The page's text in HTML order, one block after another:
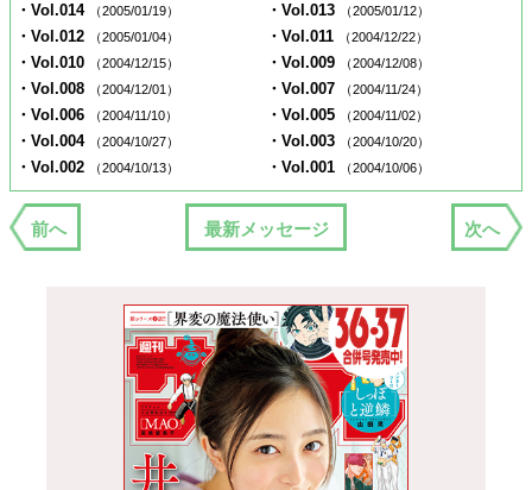
・Vol.014 （2005/01/19） ・Vol.013 （2005/01/12）
・Vol.012 （2005/01/04） ・Vol.011 （2004/12/22）
・Vol.010 （2004/12/15） ・Vol.009 （2004/12/08）
・Vol.008 （2004/12/01） ・Vol.007 （2004/11/24）
・Vol.006 （2004/11/10） ・Vol.005 （2004/11/02）
・Vol.004 （2004/10/27） ・Vol.003 （2004/10/20）
・Vol.002 （2004/10/13） ・Vol.001 （2004/10/06）
前へ 最新メッセージ 次へ